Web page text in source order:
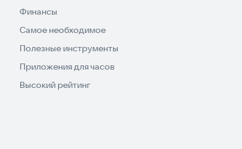
Финансы
Самое необходимое
Полезные инструменты
Приложения для часов
Высокий рейтинг